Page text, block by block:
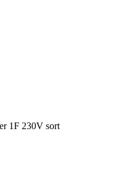
1F 230V sort